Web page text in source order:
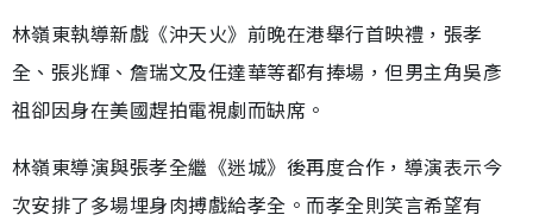
林嶺東執導新戲《沖天火》前晚在港舉行首映禮，張孝
全、張兆輝、詹瑞文及任達華等都有捧場，但男主角吳彥
祖卻因身在美國趕拍電視劇而缺席。
林嶺東導演與張孝全繼《迷城》後再度合作，導演表示今
次安排了多場埋身肉搏戲給孝全。而孝全則笑言希望有